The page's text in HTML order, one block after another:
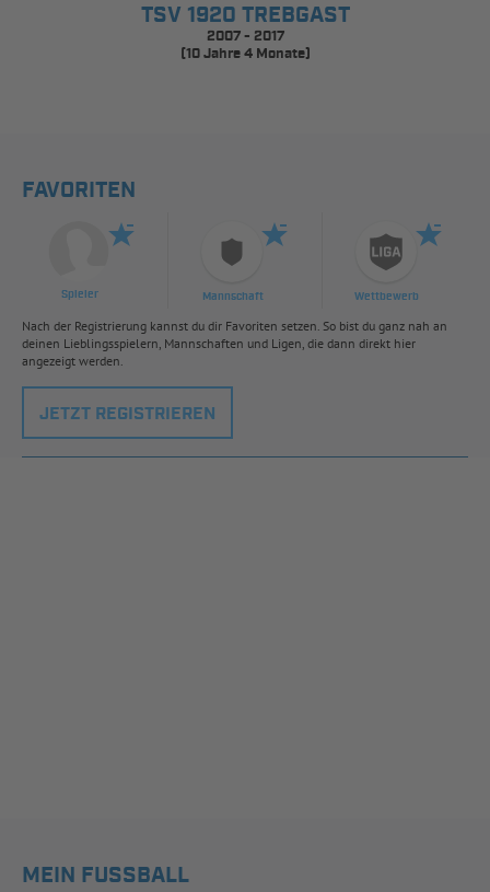
TSV 1920 TREBGAST
2007 - 2017
(10 Jahre 4 Monate)
FAVORITEN
Spieler Mannschaft Wettbewerb
Nach der Registrierung kannst du dir Favoriten setzen. So bist du ganz nah an
deinen Lieblingsspielern, Mannschaften und Ligen, die dann direkt hier
angezeigt werden.
JETZT REGISTRIEREN
MEIN FUSSBALL